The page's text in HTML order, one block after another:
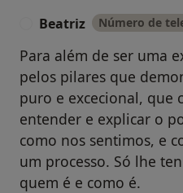
Beatriz Número de
Para além de ser uma
pelos pilares que
puro e excecional, que
entender e explicar o
como nos sentimos, e
um processo. Só lhe
quem é e como é.